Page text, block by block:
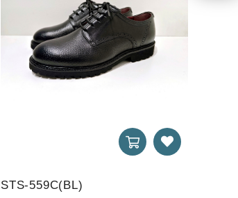
STS-559C(BL)